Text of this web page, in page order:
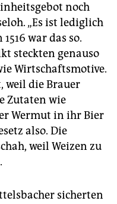
noch
„Es ist lediglich
war das so.
steckten genauso
Wirtschaftsmotive.
weil die Brauer
Zutaten wie
Wermut in ihr Bier
also. Die
weil Weizen zu
sicherten